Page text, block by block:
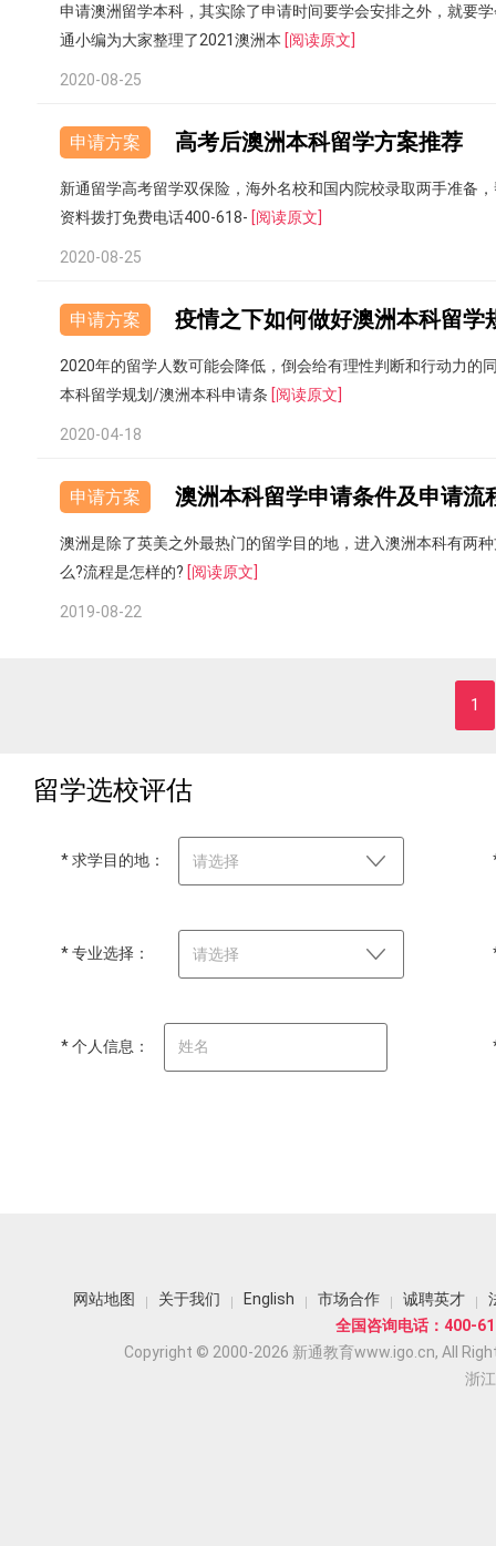
申请澳洲留学本科，其实除了申请时间要学会安排之外，就要
通小编为大家整理了2021澳洲本 [阅读原文]
2020-08-25
申请方案 高考后澳洲本科留学方案推荐
新通留学高考留学双保险，海外名校和国内院校录取两手准备
资料拨打免费电话400-618- [阅读原文]
2020-08-25
申请方案 疫情之下如何做好澳洲本科留学
2020年的留学人数可能会降低，倒会给有理性判断和行动力的
本科留学规划/澳洲本科申请条 [阅读原文]
2020-04-18
申请方案 澳洲本科留学申请条件及申请流
澳洲是除了英美之外最热门的留学目的地，进入澳洲本科有两
么?流程是怎样的? [阅读原文]
2019-08-22
1
留学选校评估
* 求学目的地： 请选择
* 专业选择： 请选择
* 个人信息：
网站地图 关于我们 English 市场合作 诚聘英才
全国咨询电话：400-
Copyright © 2000-2026 新通教育www.igo.cn, All
浙